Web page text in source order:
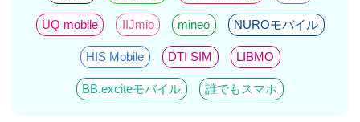
UQ mobile IIJmio mineo NUROモバイル
HIS Mobile DTI SIM LIBMO
BB.exciteモバイル 誰でもスマホ